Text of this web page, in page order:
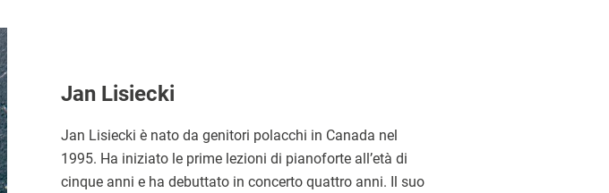
Jan Lisiecki
Jan Lisiecki è nato da genitori polacchi in Canada nel
1995. Ha iniziato le prime lezioni di pianoforte all’età di
cinque anni e ha debuttato in concerto quattro anni. Il suo